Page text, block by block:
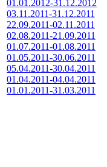
01.01.2012-31.12.2012
03.11.2011-31.12.2011
22.09.2011-02.11.2011
02.08.2011-21.09.2011
01.07.2011-01.08.2011
01.05.2011-30.06.2011
05.04.2011-30.04.2011
01.04.2011-04.04.2011
01.01.2011-31.03.2011